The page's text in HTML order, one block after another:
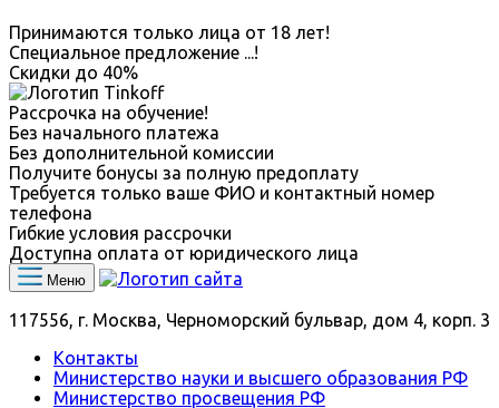
Принимаются только лица от 18 лет!
Специальное предложение ...!
Скидки до 40%
Рассрочка на обучение!
Без начального платежа
Без дополнительной комиссии
Получите бонусы за полную предоплату
Требуется только ваше ФИО и контактный номер
телефона
Гибкие условия рассрочки
Доступна оплата от юридического лица
Меню
117556, г. Москва, Черноморский бульвар, дом 4, корп. 3
Контакты
Министерство науки и высшего образования РФ
Министерство просвещения РФ